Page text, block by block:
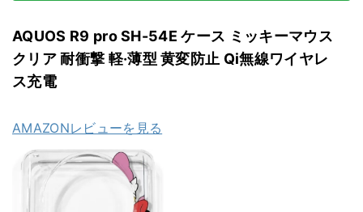
AQUOS R9 pro SH-54E ケース ミッキーマウス
クリア 耐衝撃 軽·薄型 黄変防止 Qi無線ワイヤレ
ス充電
AMAZONレビューを見る